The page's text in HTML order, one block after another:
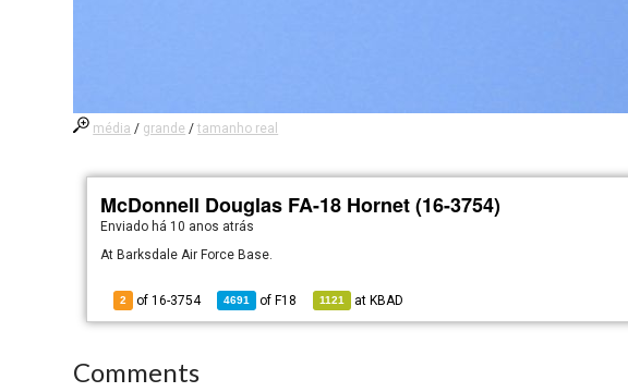
média / grande /tamanho real
McDonnell Douglas FA-18 Hornet (16-3754)
Enviado há 10 anos atrás
At Barksdale Air Force Base.
2 of 16-3754 4691 of F18 1121 at KBAD
Comments